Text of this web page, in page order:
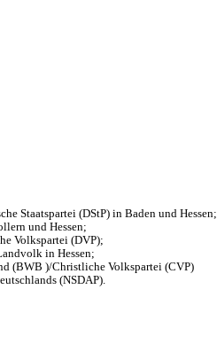
Staatspartei (DStP) in Baden und Hessen;
und Hessen;
Volkspartei (DVP);
in Hessen;
(BWB )/Christliche Volkspartei (CVP)
(NSDAP).